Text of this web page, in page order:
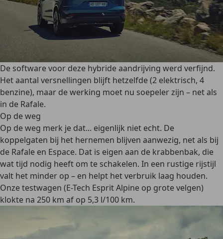
De software voor deze hybride aandrijving werd verfijnd.
Het aantal versnellingen blijft hetzelfde (2 elektrisch, 4
benzine), maar de werking moet nu soepeler zijn – net als
in de Rafale.
Op de weg
Op de weg merk je dat... eigenlijk niet echt. De
koppelgaten bij het hernemen blijven aanwezig, net als bij
de Rafale en Espace. Dat is eigen aan de krabbenbak, die
wat tijd nodig heeft om te schakelen. In een rustige rijstijl
valt het minder op – en helpt het verbruik laag houden.
Onze testwagen (E-Tech Esprit Alpine op grote velgen)
klokte na 250 km af op 5,3 l/100 km.